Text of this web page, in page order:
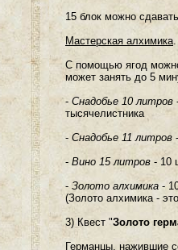
15 блок можно
Мастерская алхимика.
С помощью ягод
может занять до 5
- Снадобье 10 литров
тысячелистника
- Снадобье 11 литров
- Вино 15 литров - 10
- Золото алхимика -
(Золото алхимика -
3) Квест "Золото
Германцы, нажившие